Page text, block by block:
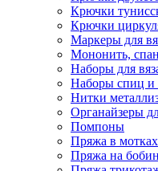
Крючки
Крючки
Маркеры для
Мононить,
Наборы для
Наборы спиц и
Нитки
Органайзеры
Помпоны
Пряжа в мотках
Пряжа на